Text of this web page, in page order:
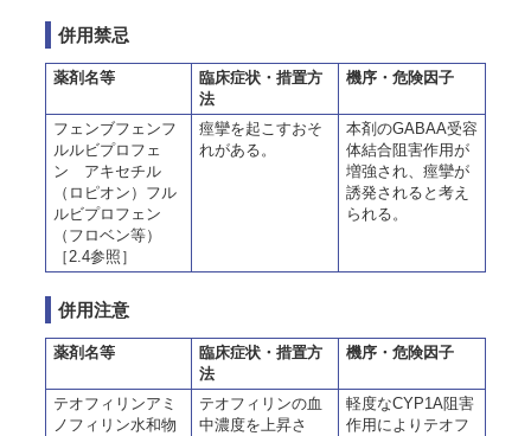
併用禁忌
薬剤名等
臨床症状・措置方
法
機序・危険因子
フェンブフェンフ
ルルビプロフェ
ン アキセチル
（ロピオン）フル
ルビプロフェン
（フロベン等）
［2.4参照］
痙攣を起こすおそ
れがある。
本剤のGABAA受容
体結合阻害作用が
増強され、痙攣が
誘発されると考え
られる。
併用注意
薬剤名等
臨床症状・措置方
法
機序・危険因子
テオフィリンアミ
ノフィリン水和物
テオフィリンの血
中濃度を上昇さ
軽度なCYP1A阻害
作用によりテオフ